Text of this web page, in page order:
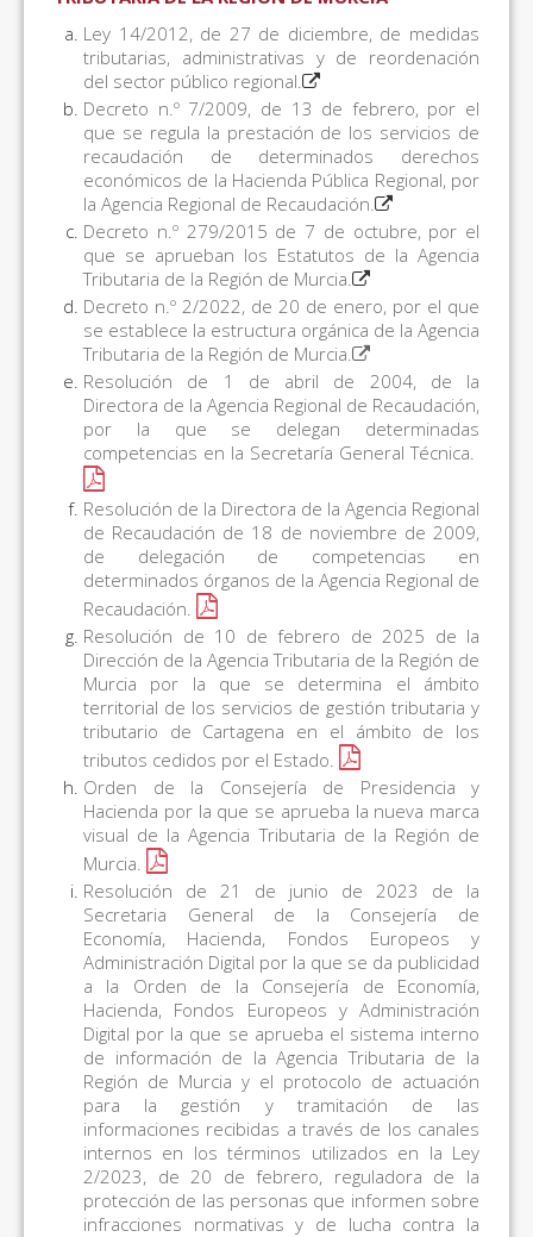
Ley 14/2012, de 27 de diciembre, de medidas
tributarias, administrativas y de reordenación
del sector público regional.
Decreto n.º 7/2009, de 13 de febrero, por el
que se regula la prestación de los servicios de
recaudación de determinados derechos
económicos de la Hacienda Pública Regional, por
la Agencia Regional de Recaudación.
Decreto n.º 279/2015 de 7 de octubre, por el
que se aprueban los Estatutos de la Agencia
Tributaria de la Región de Murcia.
Decreto n.º 2/2022, de 20 de enero, por el que
se establece la estructura orgánica de la Agencia
Tributaria de la Región de Murcia.
Resolución de 1 de abril de 2004, de la
Directora de la Agencia Regional de Recaudación,
por la que se delegan determinadas
competencias en la Secretaría General Técnica.
Resolución de la Directora de la Agencia Regional
de Recaudación de 18 de noviembre de 2009,
de delegación de competencias en
determinados órganos de la Agencia Regional de
Recaudación.
Resolución de 10 de febrero de 2025 de la
Dirección de la Agencia Tributaria de la Región de
Murcia por la que se determina el ámbito
territorial de los servicios de gestión tributaria y
tributario de Cartagena en el ámbito de los
tributos cedidos por el Estado.
Orden de la Consejería de Presidencia y
Hacienda por la que se aprueba la nueva marca
visual de la Agencia Tributaria de la Región de
Murcia.
Resolución de 21 de junio de 2023 de la
Secretaria General de la Consejería de
Economía, Hacienda, Fondos Europeos y
Administración Digital por la que se da publicidad
a la Orden de la Consejería de Economía,
Hacienda, Fondos Europeos y Administración
Digital por la que se aprueba el sistema interno
de información de la Agencia Tributaria de la
Región de Murcia y el protocolo de actuación
para la gestión y tramitación de las
informaciones recibidas a través de los canales
internos en los términos utilizados en la Ley
2/2023, de 20 de febrero, reguladora de la
protección de las personas que informen sobre
infracciones normativas y de lucha contra la